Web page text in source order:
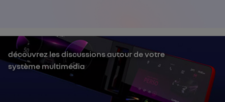
découvrez les discussions autour de votre
système multimédia